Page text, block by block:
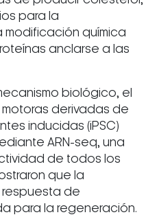
para la
modificación química
anclarse a las
biológico, el
derivadas de
inducidas (iPSC)
ARN-seq, una
de todos los
que la
respuesta de
para la regeneración.